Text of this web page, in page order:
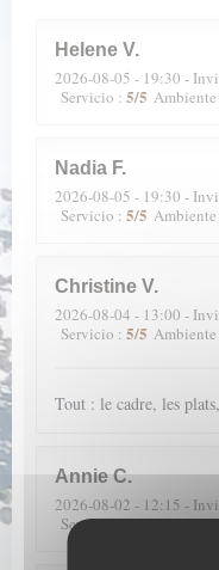
Helene V
2026-08-05 - 19:30 -
Servicio : 5/5 Ambiente
Nadia F
2026-08-05 - 19:30 -
Servicio : 5/5 Ambiente
Christine V
2026-08-04 - 13:00 -
Servicio : 5/5 Ambiente
Tout : le cadre, les
Annie C
2026-08-02 - 12:15 -
Servicio:5/5 Ambiente